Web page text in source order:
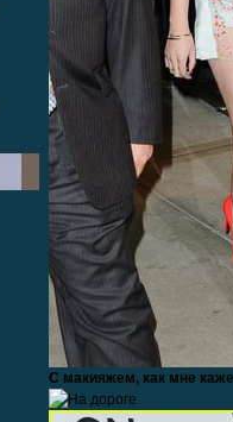
С макияжем, как мне